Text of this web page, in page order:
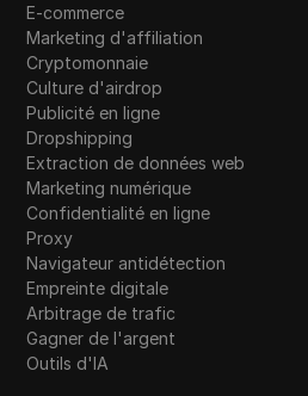
E-commerce
Marketing d'affiliation
Cryptomonnaie
Culture d'airdrop
Publicité en ligne
Dropshipping
Extraction de données web
Marketing numérique
Confidentialité en ligne
Proxy
Navigateur antidétection
Empreinte digitale
Arbitrage de trafic
Gagner de l'argent
Outils d'IA